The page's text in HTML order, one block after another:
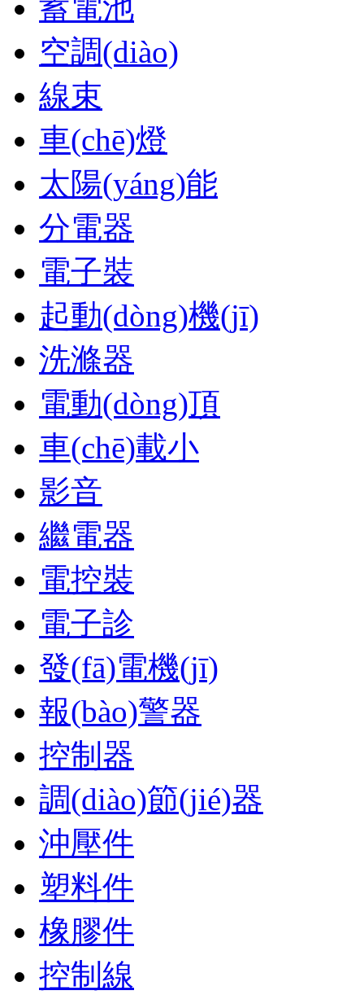
蓄電池
空調(diào)
線束
車(chē)燈
太陽(yáng)能
分電器
電子裝
起動(dòng)機(jī)
洗滌器
電動(dòng)頂
車(chē)載小
影音
繼電器
電控裝
電子診
發(fā)電機(jī)
報(bào)警器
控制器
調(diào)節(jié)器
沖壓件
塑料件
橡膠件
控制線